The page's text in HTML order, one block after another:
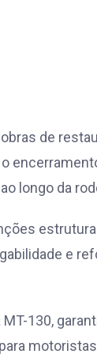
de
longo da
e
130,